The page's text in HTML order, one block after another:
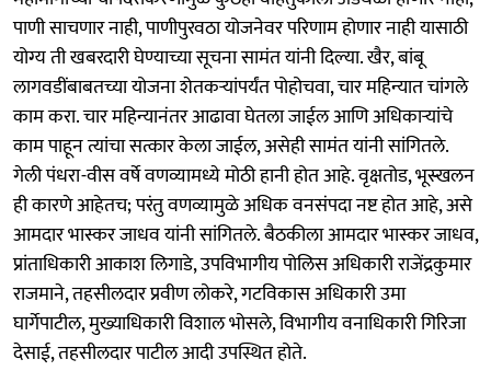
पाणी साचणार नाही, पाणीपुरवठा योजनेवर परिणाम होणार नाही यासाठी
योग्य ती खबरदारी घेण्याच्या सूचना सामंत यांनी दिल्या. खैर, बांबू
लागवडींबाबतच्या योजना शेतकऱ्यांपर्यंत पोहोचवा, चार महिन्यात चांगले
काम करा. चार महिन्यानंतर आढावा घेतला जाईल आणि अधिकाऱ्यांचे
काम पाहून त्यांचा सत्कार केला जाईल, असेही सामंत यांनी सांगितले.
गेली पंधरा-वीस वर्षे वणव्यामध्ये मोठी हानी होत आहे. वृक्षतोड, भूस्खलन
ही कारणे आहेतच; परंतु वणव्यामुळे अधिक वनसंपदा नष्ट होत आहे, असे
आमदार भास्कर जाधव यांनी सांगितले. बैठकीला आमदार भास्कर जाधव,
प्रांताधिकारी आकाश लिगाडे, उपविभागीय पोलिस अधिकारी राजेंद्रकुमार
राजमाने, तहसीलदार प्रवीण लोकरे, गटविकास अधिकारी उमा
घार्गेपाटील, मुख्याधिकारी विशाल भोसले, विभागीय वनाधिकारी गिरिजा
देसाई, तहसीलदार पाटील आदी उपस्थित होते.